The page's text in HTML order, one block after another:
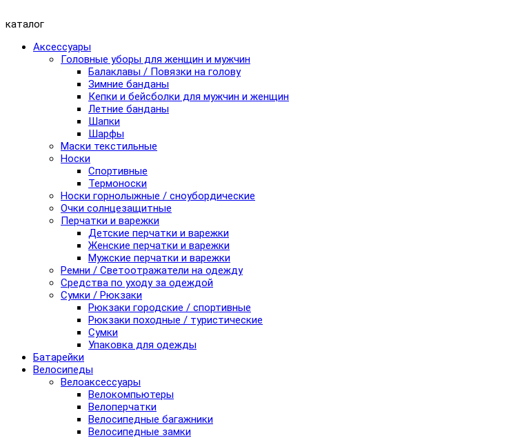
каталог
Аксессуары
Головные уборы для женщин и мужчин
Балаклавы / Повязки на голову
Зимние банданы
Кепки и бейсболки для мужчин и женщин
Летние банданы
Шапки
Шарфы
Маски текстильные
Носки
Спортивные
Термоноски
Носки горнолыжные / сноубордические
Очки солнцезащитные
Перчатки и варежки
Детские перчатки и варежки
Женские перчатки и варежки
Мужские перчатки и варежки
Ремни / Светоотражатели на одежду
Средства по уходу за одеждой
Сумки / Рюкзаки
Рюкзаки городские / спортивные
Рюкзаки походные / туристические
Сумки
Упаковка для одежды
Батарейки
Велосипеды
Велоаксессуары
Велокомпьютеры
Велоперчатки
Велосипедные багажники
Велосипедные замки